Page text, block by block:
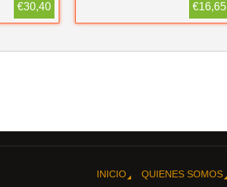
€30,40 €16,65
INICIO QUIENES SOMOS